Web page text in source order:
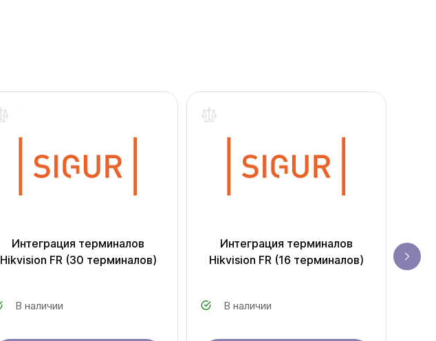
Интеграция терминалов
Hikvision FR (30 терминалов)
В наличии
Интеграция терминалов
Hikvision FR (16 терминалов)
В наличии